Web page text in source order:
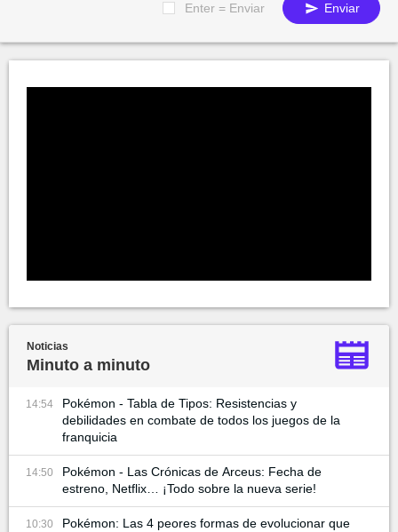
Enter = Enviar Enviar
Noticias
Minuto a minuto
14:54
Pokémon - Tabla de Tipos: Resistencias y
debilidades en combate de todos los juegos de la
franquicia
14:50
Pokémon - Las Crónicas de Arceus: Fecha de
estreno, Netflix… ¡Todo sobre la nueva serie!
10:30
Pokémon: Las 4 peores formas de evolucionar que